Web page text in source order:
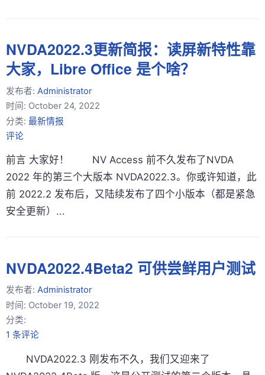
NVDA2022.3更新简报：读屏新特性靠
大家，Libre Office 是个啥？
发布者: Administrator
时间: October 24, 2022
分类: 最新情报
评论
前言 大家好！ NV Access 前不久发布了NVDA
2022 年的第三个大版本 NVDA2022.3。你或许知道，此
前 2022.2 发布后，又陆续发布了四个小版本（都是紧急
安全更新）...
NVDA2022.4Beta2 可供尝鲜用户测试
发布者: Administrator
时间: October 19, 2022
分类:
1 条评论
NVDA2022.3 刚发布不久，我们又迎来了